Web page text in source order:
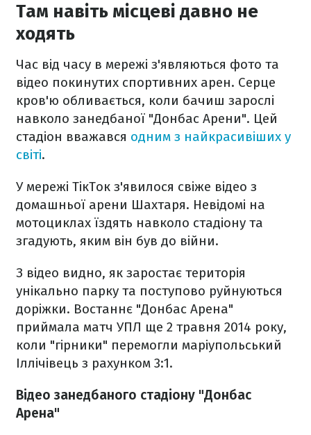
Там навіть місцеві давно не
ходять
Час від часу в мережі з'являються фото та
відео покинутих спортивних арен. Серце
кров'ю обливається, коли бачиш зарослі
навколо занедбаної "Донбас Арени". Цей
стадіон вважався одним з найкрасивіших у
світі.
У мережі ТікТок з'явилося свіже відео з
домашньої арени Шахтаря. Невідомі на
мотоциклах їздять навколо стадіону та
згадують, яким він був до війни.
З відео видно, як заростає територія
унікально парку та поступово руйнуються
доріжки. Востаннє "Донбас Арена"
приймала матч УПЛ ще 2 травня 2014 року,
коли "гірники" перемогли маріупольський
Іллічівець з рахунком 3:1.
Відео занедбаного стадіону "Донбас
Арена"